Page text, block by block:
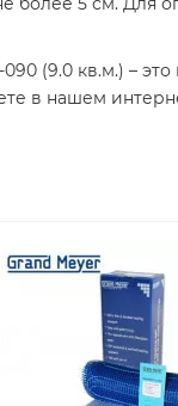
(9.0 кв.м.) –
в нашем